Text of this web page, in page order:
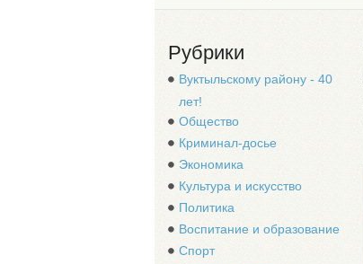
Рубрики
Вуктыльскому району - 40
лет!
Общество
Криминал-досье
Экономика
Культура и искусство
Политика
Воспитание и образование
Спорт